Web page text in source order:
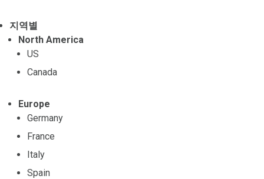
지역별
North America
US
Canada
Europe
Germany
France
Italy
Spain